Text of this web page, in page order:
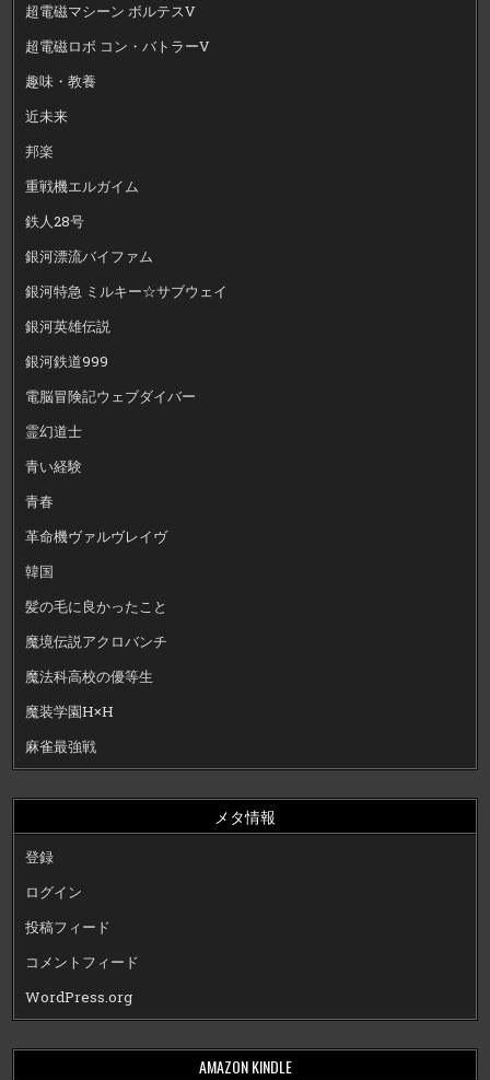
超電磁マシーン ボルテスV
超電磁ロボ コン・バトラーV
趣味・教養
近未来
邦楽
重戦機エルガイム
鉄人28号
銀河漂流バイファム
銀河特急 ミルキー☆サブウェイ
銀河英雄伝説
銀河鉄道999
電脳冒険記ウェブダイバー
霊幻道士
青い経験
青春
革命機ヴァルヴレイヴ
韓国
髪の毛に良かったこと
魔境伝説アクロバンチ
魔法科高校の優等生
魔装学園H×H
麻雀最強戦
メタ情報
登録
ログイン
投稿フィード
コメントフィード
WordPress.org
AMAZON KINDLE